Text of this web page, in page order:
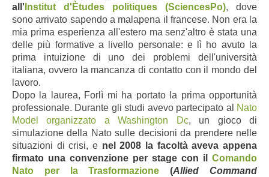
all' Institut d'Ètudes politiques (SciencesPo), dove
sono arrivato sapendo a malapena il francese. Non era la
mia prima esperienza all'estero ma senz'altro è stata una
delle più formative a livello personale: e lì ho avuto la
prima intuizione di uno dei problemi dell'università
italiana, ovvero la mancanza di contatto con il mondo del
lavoro.
Dopo la laurea, Forlì mi ha portato la prima opportunità
professionale. Durante gli studi avevo partecipato al
Nato
Model organizzato a Washington Dc, un gioco di
simulazione della Nato sulle decisioni da prendere nelle
situazioni di crisi, e nel 2008 la facoltà aveva appena
firmato una convenzione per stage con il Comando
Nato per la Trasformazione (Allied Command